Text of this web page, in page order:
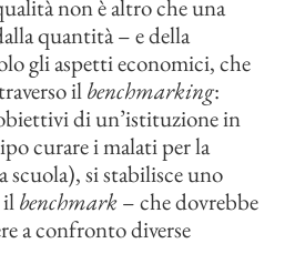
non è altro che una
quantità – e della
gli aspetti economici, che
ilbenchmarking:
di un’istituzione in
curare i malati per la
scuola), si stabilisce uno
ilbenchmark– che dovrebbe
a confronto diverse